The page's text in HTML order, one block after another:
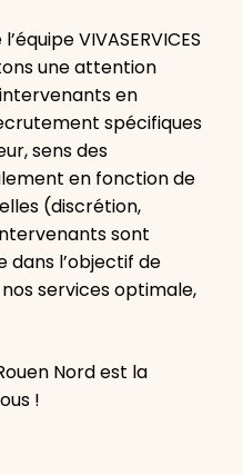
VIVASERVICES
une attention
en
spécifiques
sens des
en fonction de
(discrétion,
sont
dans l’objectif de
services optimale,
Nord est la
!